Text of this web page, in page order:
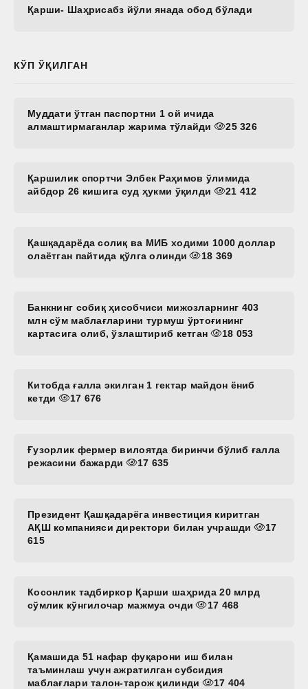
Қарши- Шаҳрисабз йўли янада обод бўлади
КЎП ЎҚИЛГАН
Муддати ўтган паспортни 1 ой ичида
алмаштирмаганлар жарима тўлайди
25 326
Қаршилик спортчи Элбек Раҳимов ўлимида
айбдор 26 кишига суд ҳукми ўқилди
21 412
Қашқадарёда солиқ ва МИБ ходими 1000 доллар
олаётган пайтида қўлга олинди
18 369
Банкнинг собиқ ҳисобчиси мижозларнинг 403
млн сўм маблағларини турмуш ўртоғининг
картасига олиб, ўзлаштириб кетган
18 053
Китобда ғалла экилган 1 гектар майдон ёниб
кетди
17 676
Ғузорлик фермер вилоятда биринчи бўлиб ғалла
режасини бажарди
17 635
Президент Қашқадарёга инвестиция киритган
АҚШ компанияси директори билан учрашди
17
615
Косонлик тадбиркор Қарши шаҳрида 20 млрд
сўмлик кўнгилочар мажмуа очди
17 468
Қамашида 51 нафар фуқарони иш билан
таъминлаш учун ажратилган субсидия
маблағлари талон-тарож қилинди
17 404